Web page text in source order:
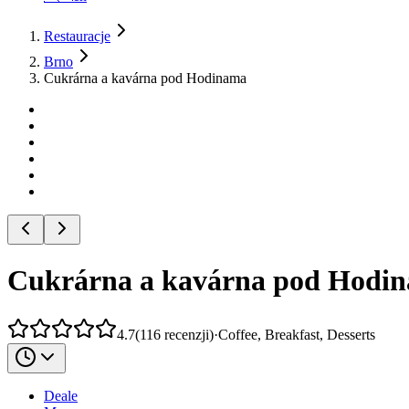
Restauracje
Brno
Cukrárna a kavárna pod Hodinama
Cukrárna a kavárna pod
4.7(116 recenzji)·Coffee, Breakfast, Desserts
Deale